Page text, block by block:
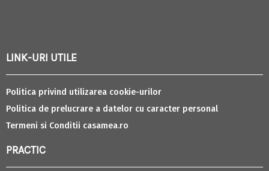
LINK-URI UTILE
Politica privind utilizarea cookie-urilor
Politica de prelucrare a datelor cu caracter personal
Termeni si Conditii casamea.ro
PRACTIC